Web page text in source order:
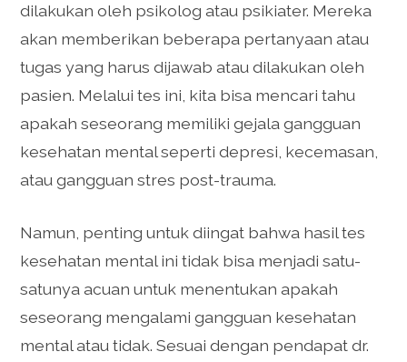
dilakukan oleh psikolog atau psikiater. Mereka
akan memberikan beberapa pertanyaan atau
tugas yang harus dijawab atau dilakukan oleh
pasien. Melalui tes ini, kita bisa mencari tahu
apakah seseorang memiliki gejala gangguan
kesehatan mental seperti depresi, kecemasan,
atau gangguan stres post-trauma.
Namun, penting untuk diingat bahwa hasil tes
kesehatan mental ini tidak bisa menjadi satu-
satunya acuan untuk menentukan apakah
seseorang mengalami gangguan kesehatan
mental atau tidak. Sesuai dengan pendapat dr.